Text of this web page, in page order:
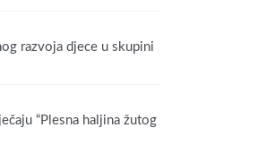
razvoja djece u skupini
“Plesna haljina žutog